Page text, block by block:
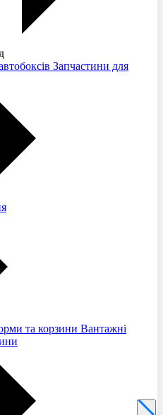
Запчастини для
Вантажні